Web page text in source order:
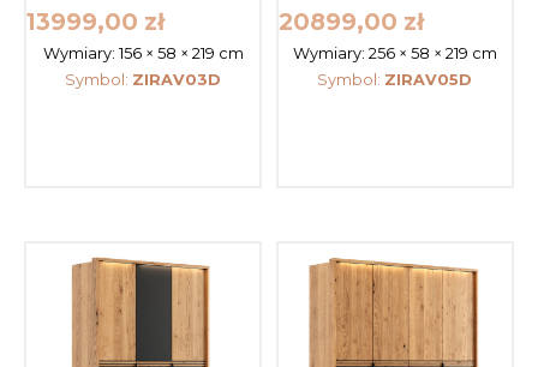
13999,00 zł
Wymiary: 156 × 58 × 219 cm
Symbol: ZIRAV03D
20899,00 zł
Wymiary: 256 × 58 × 219 cm
Symbol: ZIRAV05D